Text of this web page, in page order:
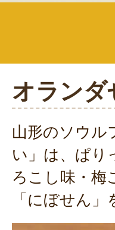
オランダ
山形のソウル
い」は、ぱり
ろこし味・梅
「にぼせん」